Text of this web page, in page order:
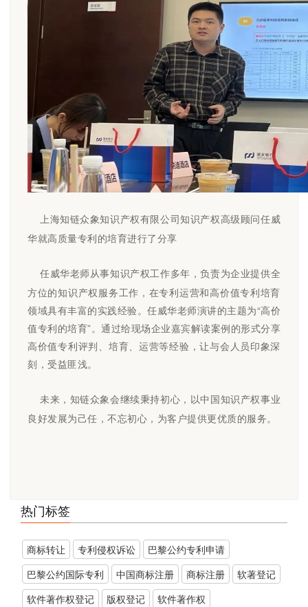
上海知链众象知识产权有限公司知识产权高级顾问任威
华就高质量专利的培育进行了分享
任威华老师从事知识产权工作多年，负责为企业提供全
方位的知识产权服务工作，在专利运营和高价值专利培育
领域具有丰富的实践经验。任威华老师演讲的主题为“高价
值专利的培育”。通过给现场企业嘉宾解读案例的形式分享
高价值专利评判、培育、运营等经验，让与会人员印象深
刻，受益匪浅。
未来，知链众象会继续秉持初心，以中国知识产权事业
良好发展为己任，不忘初心，为客户提供更优质的服务。
热门标签
商标转让 ​专利侵权诉讼
巴黎公约专利申请
巴黎公约国际专利
中国商标注册 商标注册
软著登记
软件著作权登记
版权登记 软件著作权